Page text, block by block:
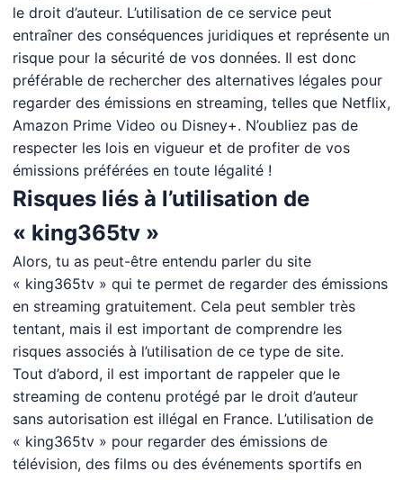
le droit d’auteur. L’utilisation de ce service peut
entraîner des conséquences juridiques et représente un
risque pour la sécurité de vos données. Il est donc
préférable de rechercher des alternatives légales pour
regarder des émissions en streaming, telles que Netflix,
Amazon Prime Video ou Disney+. N’oubliez pas de
respecter les lois en vigueur et de profiter de vos
émissions préférées en toute légalité !
Risques liés à l’utilisation de
« king365tv »
Alors, tu as peut-être entendu parler du site
« king365tv » qui te permet de regarder des émissions
en streaming gratuitement. Cela peut sembler très
tentant, mais il est important de comprendre les
risques associés à l’utilisation de ce type de site.
Tout d’abord, il est important de rappeler que le
streaming de contenu protégé par le droit d’auteur
sans autorisation est illégal en France. L’utilisation de
« king365tv » pour regarder des émissions de
télévision, des films ou des événements sportifs en